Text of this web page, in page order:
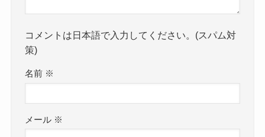
コメントは日本語で入力してください。(スパム対
策)
名前 ※
メール ※